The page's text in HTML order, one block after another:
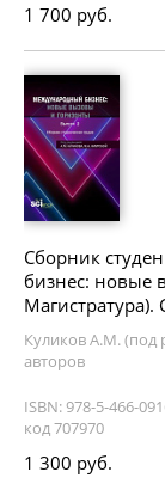
1 700 руб.
Сборник
бизнес: новые
Куликов А.М. (под
авторов
ISBN: 978-5-466-
код 707970
1 300 руб.